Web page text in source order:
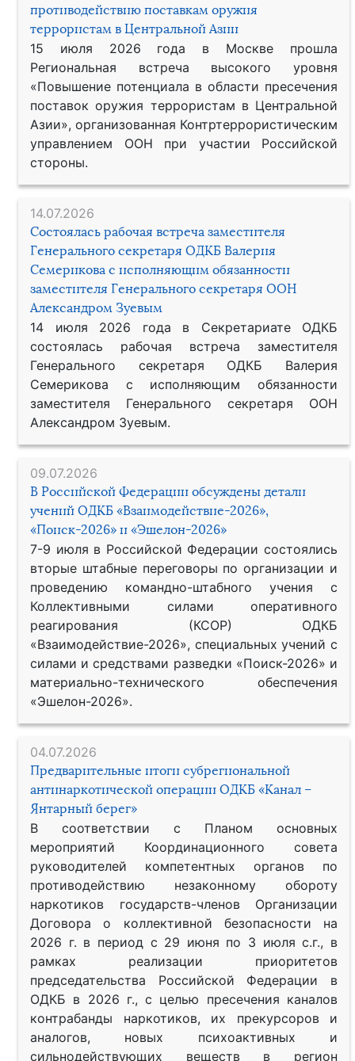
противодействию поставкам оружия
террористам в Центральной Азии
15 июля 2026 года в Москве прошла
Региональная встреча высокого уровня
«Повышение потенциала в области пресечения
поставок оружия террористам в Центральной
Азии», организованная Контртеррористическим
управлением ООН при участии Российской
стороны.
14.07.2026
Состоялась рабочая встреча заместителя
Генерального секретаря ОДКБ Валерия
Семерикова с исполняющим обязанности
заместителя Генерального секретаря ООН
Александром Зуевым
14 июля 2026 года в Секретариате ОДКБ
состоялась рабочая встреча заместителя
Генерального секретаря ОДКБ Валерия
Семерикова с исполняющим обязанности
заместителя Генерального секретаря ООН
Александром Зуевым.
09.07.2026
В Российской Федерации обсуждены детали
учений ОДКБ «Взаимодействие-2026»,
«Поиск-2026» и «Эшелон-2026»
7-9 июля в Российской Федерации состоялись
вторые штабные переговоры по организации и
проведению командно-штабного учения с
Коллективными силами оперативного
реагирования (КСОР) ОДКБ
«Взаимодействие-2026», специальных учений с
силами и средствами разведки «Поиск-2026» и
материально-технического обеспечения
«Эшелон-2026».
04.07.2026
Предварительные итоги субрегиональной
антинаркотической операции ОДКБ «Канал –
Янтарный берег»
В соответствии с Планом основных
мероприятий Координационного совета
руководителей компетентных органов по
противодействию незаконному обороту
наркотиков государств-членов Организации
Договора о коллективной безопасности на
2026 г. в период с 29 июня по 3 июля с.г., в
рамках реализации приоритетов
председательства Российской Федерации в
ОДКБ в 2026 г., с целью пресечения каналов
контрабанды наркотиков, их прекурсоров и
аналогов, новых психоактивных и
сильнодействующих веществ в регион